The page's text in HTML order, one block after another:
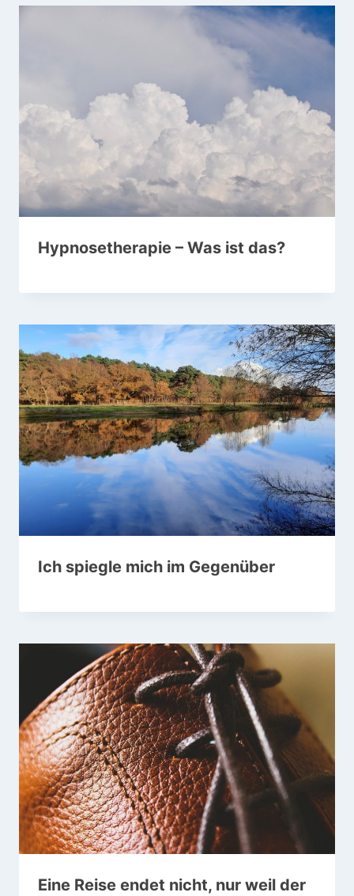
Hypnosetherapie – Was ist das?
Ich spiegle mich im Gegenüber
Eine Reise endet nicht, nur weil der